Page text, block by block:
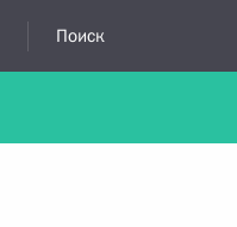
Поиск